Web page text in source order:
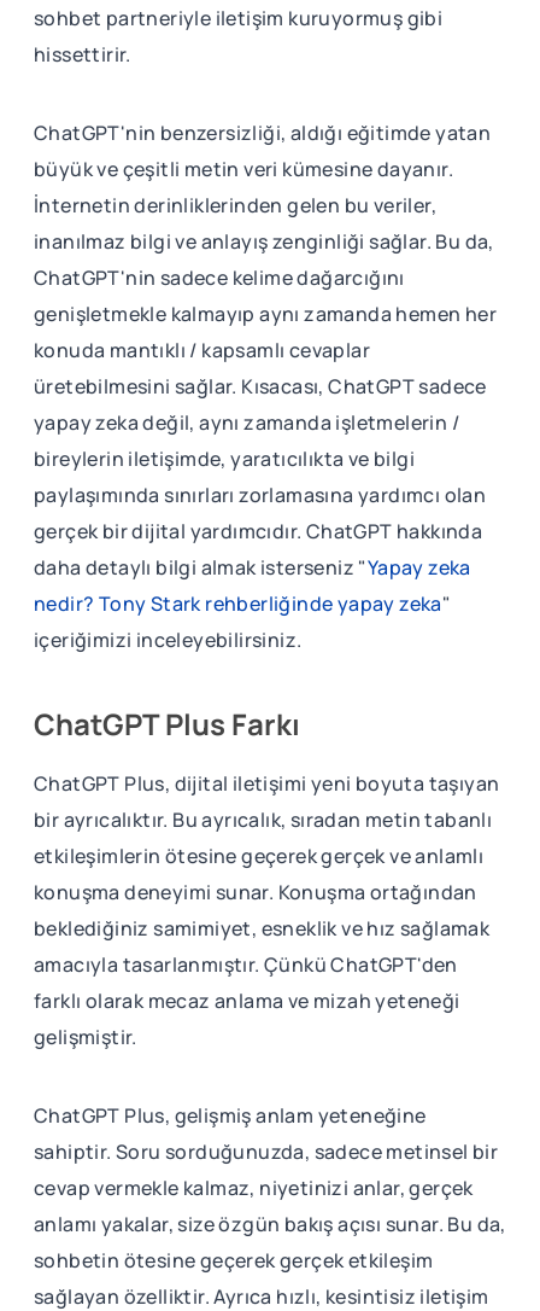
sohbet partneriyle iletişim kuruyormuş gibi
hissettirir.
ChatGPT'nin benzersizliği, aldığı eğitimde yatan
büyük ve çeşitli metin veri kümesine dayanır.
İnternetin derinliklerinden gelen bu veriler,
inanılmaz bilgi ve anlayış zenginliği sağlar. Bu da,
ChatGPT'nin sadece kelime dağarcığını
genişletmekle kalmayıp aynı zamanda hemen her
konuda mantıklı / kapsamlı cevaplar
üretebilmesini sağlar. Kısacası, ChatGPT sadece
yapay zeka değil, aynı zamanda işletmelerin /
bireylerin iletişimde, yaratıcılıkta ve bilgi
paylaşımında sınırları zorlamasına yardımcı olan
gerçek bir dijital yardımcıdır. ChatGPT hakkında
daha detaylı bilgi almak isterseniz "Yapay zeka
nedir? Tony Stark rehberliğinde yapay zeka"
içeriğimizi inceleyebilirsiniz.
ChatGPT Plus Farkı
ChatGPT Plus, dijital iletişimi yeni boyuta taşıyan
bir ayrıcalıktır. Bu ayrıcalık, sıradan metin tabanlı
etkileşimlerin ötesine geçerek gerçek ve anlamlı
konuşma deneyimi sunar. Konuşma ortağından
beklediğiniz samimiyet, esneklik ve hız sağlamak
amacıyla tasarlanmıştır. Çünkü ChatGPT'den
farklı olarak mecaz anlama ve mizah yeteneği
gelişmiştir.
ChatGPT Plus, gelişmiş anlam yeteneğine
sahiptir. Soru sorduğunuzda, sadece metinsel bir
cevap vermekle kalmaz, niyetinizi anlar, gerçek
anlamı yakalar, size özgün bakış açısı sunar. Bu da,
sohbetin ötesine geçerek gerçek etkileşim
sağlayan özelliktir. Ayrıca hızlı, kesintisiz iletişim